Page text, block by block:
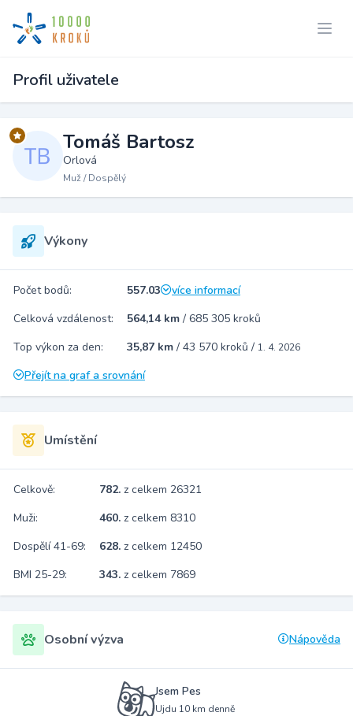
Profil uživatele
Tomáš Bartosz
Orlová
Muž / Dospělý
Výkony
Počet bodů: 557.03
více informací
Celková vzdálenost:
564,14 km / 685 305 kroků
Top výkon za den:
35,87 km / 43 570 kroků / 1. 4. 2026
Přejít na graf a srovnání
Umístění
Celkově: 782. z celkem 26321
Muži:
460. z celkem 8310
Dospělí 41-69:
628. z celkem 12450
BMI 25-29:
343. z celkem 7869
Osobní výzva Nápověda
Jsem Pes
Ujdu 10 km denně